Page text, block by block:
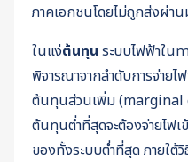
ภาคเอกชนโดยไม่ถูกส่งผ่าน
ในแง่ต้นทุน ระบบไฟฟ้าใน
พิจารณาจากลำดับการจ่าย
ต้นทุนส่วนเพิ่ม (marginal
ต้นทุนต่ำที่สุดจะต้องจ่ายไฟ
ของทั้งระบบต่ำที่สุด ภายใ